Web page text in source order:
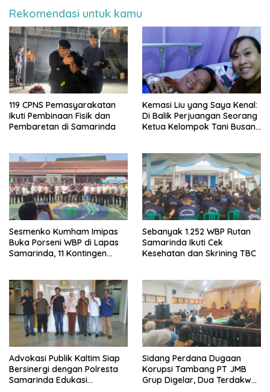
Rekomendasi untuk kamu
119 CPNS Pemasyarakatan
Ikuti Pembinaan Fisik dan
Pembaretan di Samarinda
Kemasi Liu yang Saya Kenal:
Di Balik Perjuangan Seorang
Ketua Kelompok Tani Busang
Sesmenko Kumham Imipas
Buka Porseni WBP di Lapas
Samarinda, 11 Kontingen
Sebanyak 1.252 WBP Rutan
Samarinda Ikuti Cek
Kesehatan dan Skrining TBC
Advokasi Publik Kaltim Siap
Bersinergi dengan Polresta
Samarinda Edukasi
Sidang Perdana Dugaan
Korupsi Tambang PT JMB
Grup Digelar, Dua Terdakwa